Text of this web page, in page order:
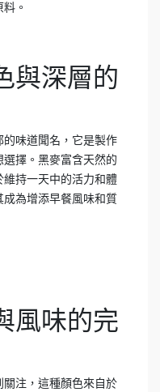
。
與深層的
味道聞名，它是製作
擇。黑麥富含天然的
持一天中的活力和體
為增添早餐風味和質
風味的完
注，這種顏色來自於